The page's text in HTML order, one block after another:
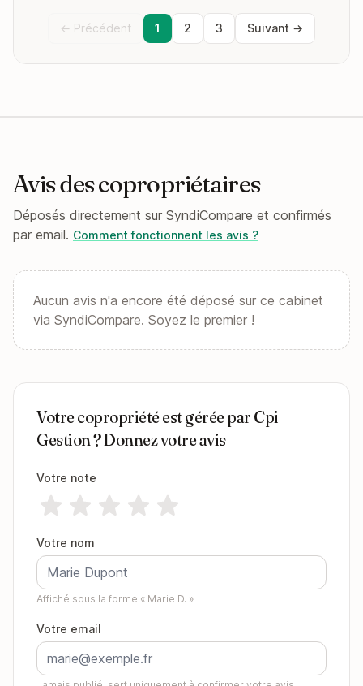
← Précédent 1 2 3 Suivant →
Avis des copropriétaires
Déposés directement sur SyndiCompare et confirmés
par email. Comment fonctionnent les avis ?
Aucun avis n'a encore été déposé sur ce cabinet
via SyndiCompare. Soyez le premier !
Votre copropriété est gérée par Cpi
Gestion ? Donnez votre avis
Votre note
Votre nom
Affiché sous la forme « Marie D. »
Votre email